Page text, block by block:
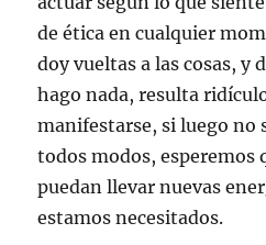
de ética en cualquier
doy vueltas a las cosas, y
hago nada, resulta
manifestarse, si luego no
todos modos, esperemos
puedan llevar nuevas
estamos necesitados.